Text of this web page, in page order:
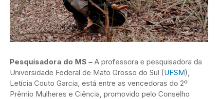
Pesquisadora do MS – A professora e pesquisadora da
Universidade Federal de Mato Grosso do Sul (UFSM),
Letícia Couto Garcia, está entre as vencedoras do 2º
Prêmio Mulheres e Ciência, promovido pelo Conselho